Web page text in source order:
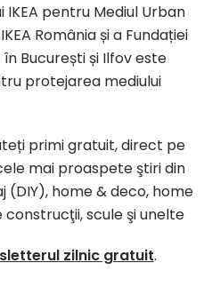
IKEA pentru Mediul Urban
România și a Fundației
București și Ilfov este
protejarea mediului
primi gratuit, direct pe
mai proaspete ştiri din
home & deco, home
scule şi unelte
zilnic gratuit.